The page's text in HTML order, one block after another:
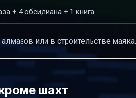
+ 4 обсидиана + 1 книга
или в строительстве маяка.
шахт